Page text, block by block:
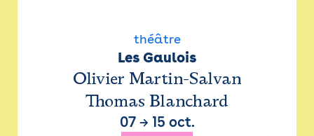
théâtre
Les Gaulois
Olivier Martin-Salvan
Thomas Blanchard
07→ 15 oct.